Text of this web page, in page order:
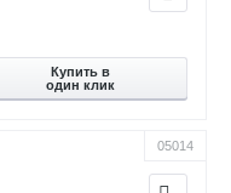
Купить в
один клик
05014